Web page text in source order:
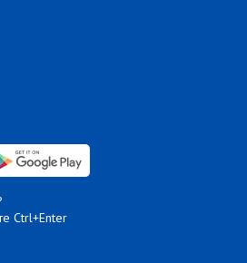
Ctrl+Enter